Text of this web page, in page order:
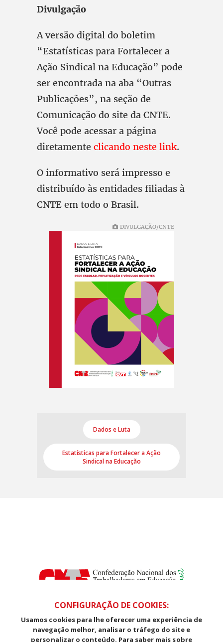
Divulgação
A versão digital do boletim
“Estatísticas para Fortalecer a
Ação Sindical na Educação” pode
ser encontrada na aba “Outras
Publicações”, na seção de
Comunicação do site da CNTE.
Você pode acessar a página
diretamente clicando neste link.
O informativo será impresso e
distribuído às entidades filiadas à
CNTE em todo o Brasil.
DIVULGAÇÃO/CNTE
Dados e Luta
Estatísticas para Fortalecer a Ação
Sindical na Educação
SDS, Edifício Venâncio III, Salas 101/106
CEP: 70393-902 - Brasília - DF
CONFIGURAÇÃO DE COOKIES:
Usamos cookies para lhe oferecer uma experiência de
navegação melhor, analisar o tráfego do site e
personalizar o conteúdo. Para saber mais sobre